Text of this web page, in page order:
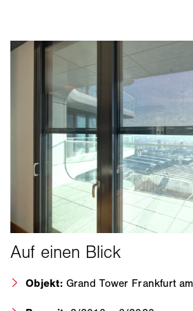
Objekt: Grand Tower Frankfurt